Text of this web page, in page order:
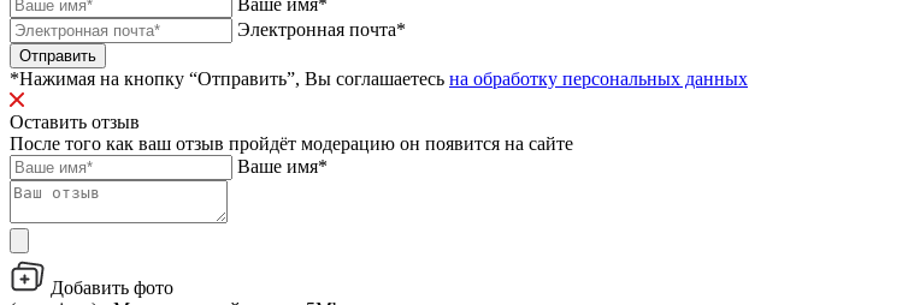
Ваше имя*
Электронная почта*
Отправить
*Нажимая на кнопку “Отправить”, Вы соглашаетесь на обработку персональных данных
Оставить отзыв
После того как ваш отзыв пройдёт модерацию он появится на сайте
Ваше имя*
Добавить фото